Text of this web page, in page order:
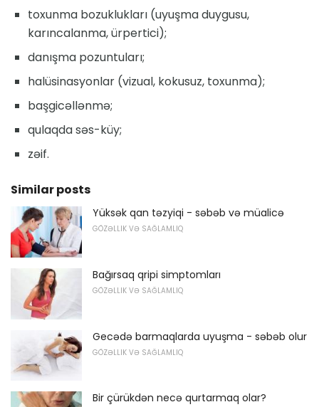
toxunma bozuklukları (uyuşma duygusu,
karıncalanma, ürpertici);
danışma pozuntuları;
halüsinasyonlar (vizual, kokusuz, toxunma);
başgicəllənmə;
qulaqda səs-küy;
zəif.
Similar posts
Yüksək qan təzyiqi - səbəb və müalicə
GÖZƏLLIK VƏ SAĞLAMLIQ
Bağırsaq qripi simptomları
GÖZƏLLIK VƏ SAĞLAMLIQ
Gecədə barmaqlarda uyuşma - səbəb olur
GÖZƏLLIK VƏ SAĞLAMLIQ
Bir çürükdən necə qurtarmaq olar?